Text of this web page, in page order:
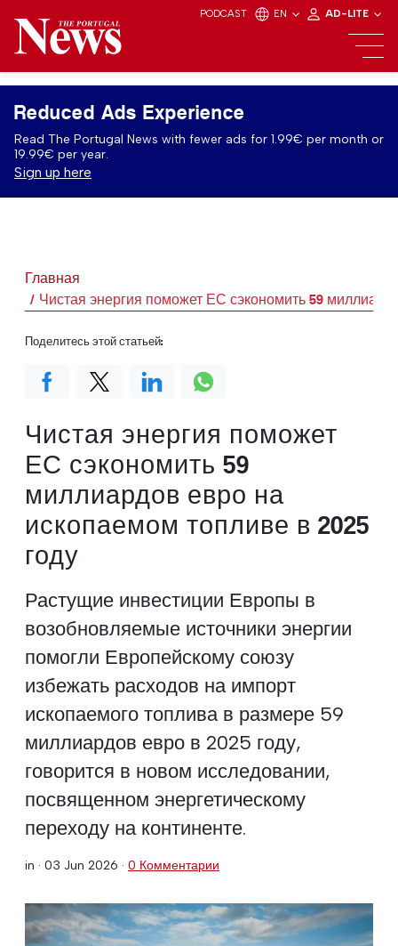
PODCAST EN AD-LITE
Reduced Ads Experience
Read The Portugal News with fewer ads for 1.99€ per month or
19.99€ per year.
Sign up here
Главная
Чистая энергия поможет ЕС сэкономить 59
Чистая энергия поможет
ЕС сэкономить 59
миллиардов евро на
ископаемом топливе в 2025
году
Растущие инвестиции Европы в
возобновляемые источники энергии
помогли Европейскому союзу
избежать расходов на импорт
ископаемого топлива в размере 59
миллиардов евро в 2025 году,
говорится в новом исследовании,
посвященном энергетическому
переходу на континенте.
in · 03 Jun 2026 · 0 Комментарии
Поделитесь этой статьей: